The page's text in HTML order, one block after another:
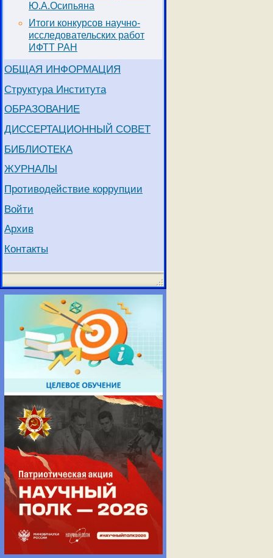
Ю.А.Осипьяна
Итоги конкурсов научно-
исследовательских работ
ИФТТ РАН
ОБЩАЯ ИНФОРМАЦИЯ
Структура Института
ОБРАЗОВАНИЕ
ДИССЕРТАЦИОННЫЙ СОВЕТ
БИБЛИОТЕКА
ЖУРНАЛЫ
Противодействие коррупции
Войти
Архив
Контакты